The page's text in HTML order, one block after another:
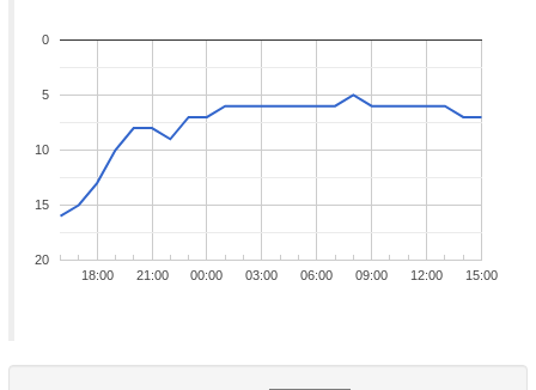
18:00 21:00 00:00 03:00 06:00 09:00 12:00 15:00
0
5
10
15
20